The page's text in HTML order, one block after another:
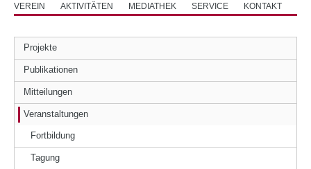
VEREIN AKTIVITÄTEN MEDIATHEK SERVICE KONTAKT
Projekte
Publikationen
Mitteilungen
Veranstaltungen
Fortbildung
Tagung